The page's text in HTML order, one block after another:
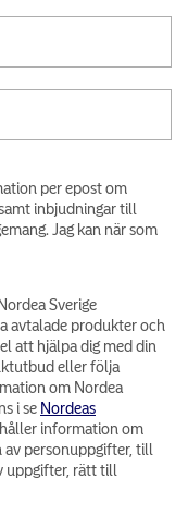
per epost om
inbjudningar till
Jag kan när som
Sverige
avtalade produkter och
att hjälpa dig med din
eller följa
om Nordea
i se Nordeas
information om
av personuppgifter, till
uppgifter, rätt till